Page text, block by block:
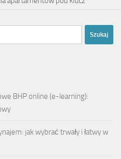
BHP online (e-learning):
jak wybrać trwały i łatwy w